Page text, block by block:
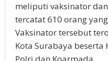
meliputi vaksinator
tercatat 610 orang
Vaksinator tersebut
Kota Surabaya beserta